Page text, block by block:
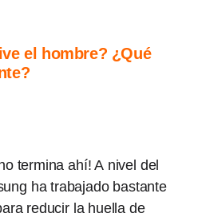
el hombre? ¿Qué
termina ahí! A nivel del
ha trabajado bastante
reducir la huella de